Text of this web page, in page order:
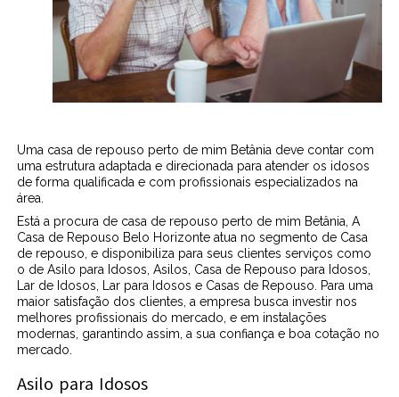
Uma casa de repouso perto de mim Betânia deve contar com
uma estrutura adaptada e direcionada para atender os idosos
de forma qualificada e com profissionais especializados na
área.
Está a procura de casa de repouso perto de mim Betânia, A
Casa de Repouso Belo Horizonte atua no segmento de Casa
de repouso, e disponibiliza para seus clientes serviços como
o de Asilo para Idosos, Asilos, Casa de Repouso para Idosos,
Lar de Idosos, Lar para Idosos e Casas de Repouso. Para uma
maior satisfação dos clientes, a empresa busca investir nos
melhores profissionais do mercado, e em instalações
modernas, garantindo assim, a sua confiança e boa cotação no
mercado.
Asilo para Idosos